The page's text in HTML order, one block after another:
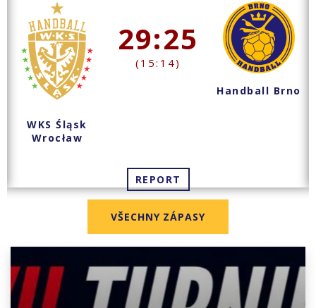
WKS Śląsk
Wrocław
29:25
(15:14)
Handball Brno
REPORT
VŠECHNY ZÁPASY